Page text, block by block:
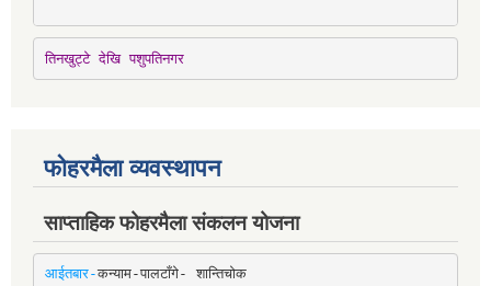
तिनखुट्टे देखि पशुपतिनगर
फोहरमैला व्यवस्थापन
साप्ताहिक फोहरमैला संकलन योजना
आईतबार-कन्याम-पालटाँगे- शान्तिचोक